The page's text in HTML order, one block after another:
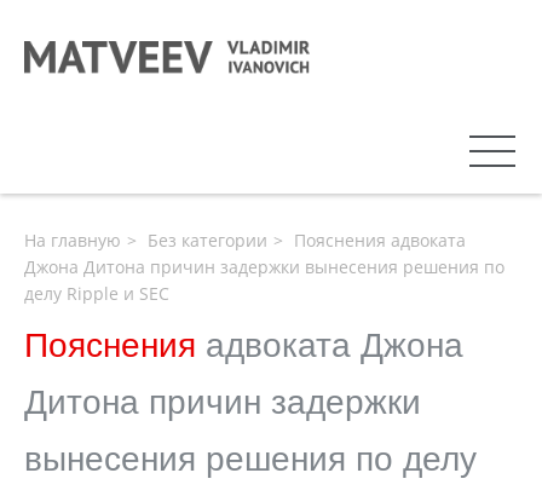
На главную Без категории
Пояснения адвоката
Джона Дитона причин задержки вынесения решения по
делу Ripple и SEC
Пояснения адвоката Джона
Дитона причин задержки
вынесения решения по делу